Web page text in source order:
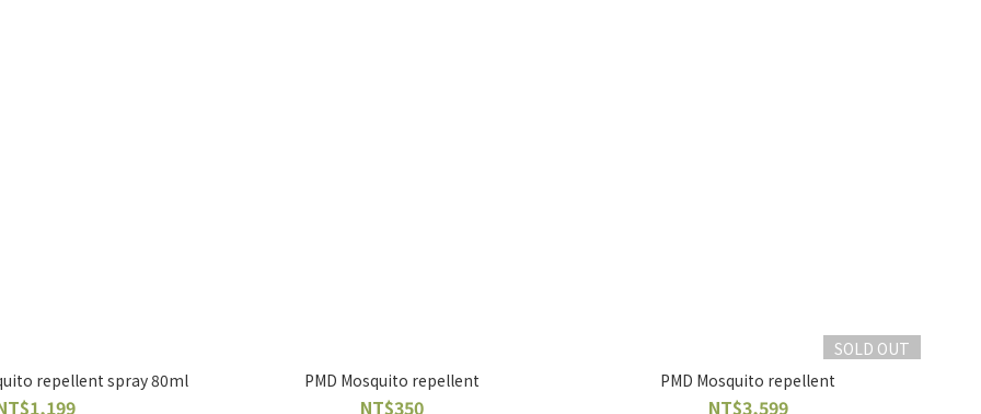
repellent spray 80ml PMD Mosquito repellent
NT$350
SOLD OUT
PMD Mosquito repellent
NT$3,599